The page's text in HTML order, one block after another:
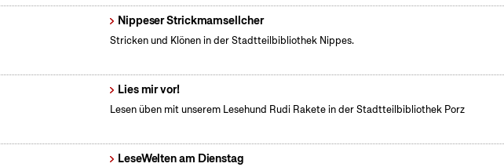
Nippeser Strickmamsellcher
Stricken und Klönen in der Stadtteilbibliothek Nippes.
Lies mir vor!
Lesen üben mit unserem Lesehund Rudi Rakete in der Stadtteilbibliothek Porz
LeseWelten am Dienstag